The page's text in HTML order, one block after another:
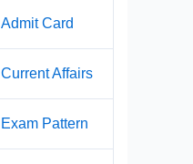
Admit Card
Current Affairs
Exam Pattern